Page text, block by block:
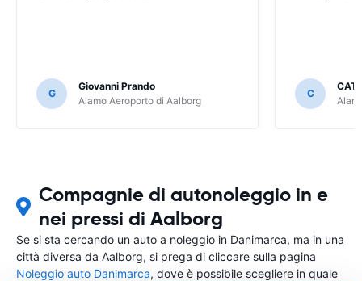
G
Giovanni Prando
Alamo Aeroporto di Aalborg
C
Compagnie di autonoleggio in e
nei pressi di Aalborg
Se si sta cercando un auto a noleggio in Danimarca, ma in una
città diversa da Aalborg, si prega di cliccare sulla pagina
Noleggio auto Danimarca, dove è possibile scegliere in quale